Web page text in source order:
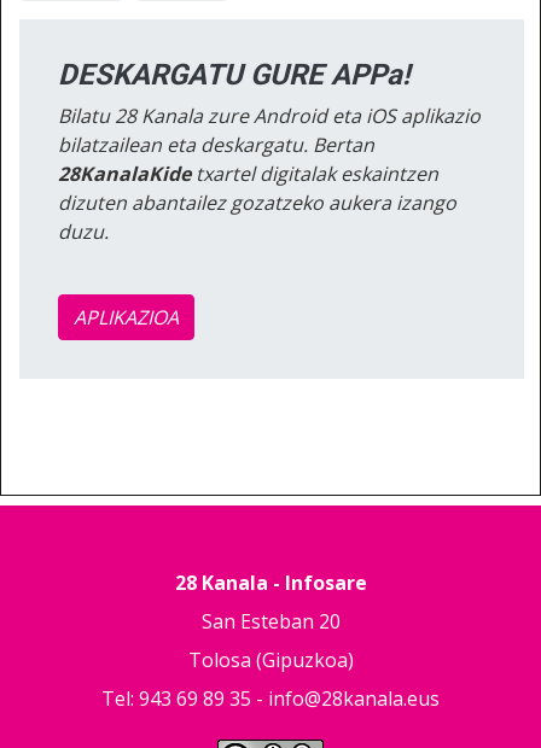
DESKARGATU GURE APPa!
Bilatu 28 Kanala zure Android eta iOS aplikazio
bilatzailean eta deskargatu. Bertan
28KanalaKidetxartel digitalak eskaintzen
dizuten abantailez gozatzeko aukera izango
duzu.
APLIKAZIOA
28 Kanala - Infosare
San Esteban 20
Tolosa (Gipuzkoa)
Tel: 943 69 89 35 - info@28kanala.eus